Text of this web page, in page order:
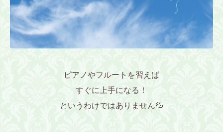
ピアノやフルートを習えば
すぐに上手になる！
というわけではありません💦